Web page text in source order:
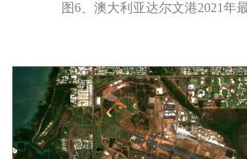
图6、澳大利亚达尔文港2021年